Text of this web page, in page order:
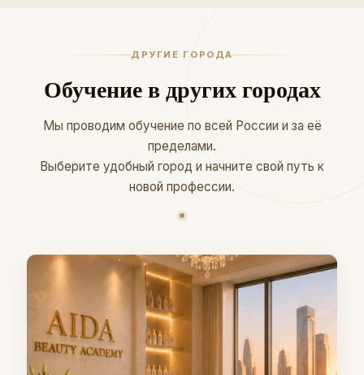
ДРУГИЕ ГОРОДА
Обучение в других городах
Мы проводим обучение по всей России и за её
пределами.
Выберите удобный город и начните свой путь к
новой профессии.